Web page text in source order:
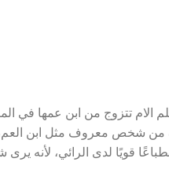
الام تتزوج من ابن عمها في
من شخص معروف مثل ابن
قويًا لدى الرائي،